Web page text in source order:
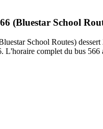
(Bluestar School
School Routes)
L'horaire complet du bus